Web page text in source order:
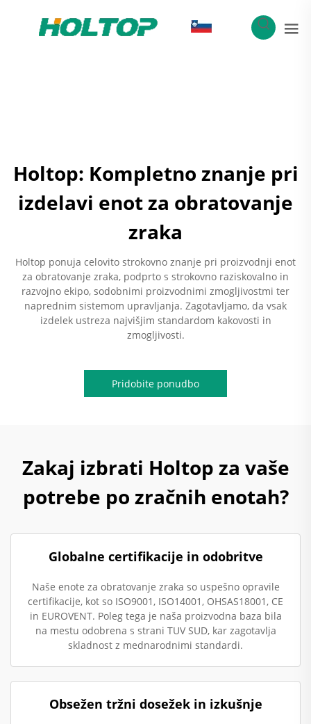
Holtop: Kompletno znanje pri
izdelavi enot za obratovanje
zraka
Holtop ponuja celovito strokovno znanje pri proizvodnji enot
za obratovanje zraka, podprto s strokovno raziskovalno in
razvojno ekipo, sodobnimi proizvodnimi zmogljivostmi ter
naprednim sistemom upravljanja. Zagotavljamo, da vsak
izdelek ustreza najvišjim standardom kakovosti in
zmogljivosti.
Pridobite ponudbo
Zakaj izbrati Holtop za vaše
potrebe po zračnih enotah?
Globalne certifikacije in odobritve
Naše enote za obratovanje zraka so uspešno opravile
certifikacije, kot so ISO9001, ISO14001, OHSAS18001, CE
in EUROVENT. Poleg tega je naša proizvodna baza bila
na mestu odobrena s strani TUV SUD, kar zagotavlja
skladnost z mednarodnimi standardi.
Obsežen tržni dosežek in izkušnje